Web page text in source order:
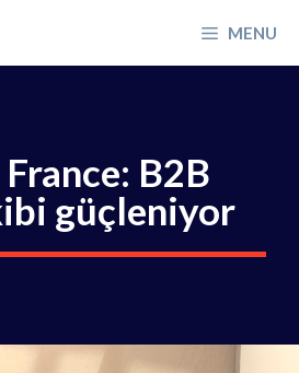
MENU
B2B
güçleniyor